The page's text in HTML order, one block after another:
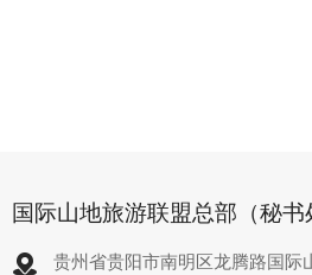
国际山地旅游联盟总部（秘书
贵州省贵阳市南明区龙腾路国际